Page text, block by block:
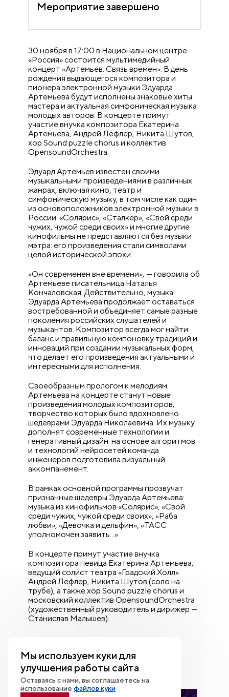
Мероприятие завершено
30 ноября в 17:00 в Национальном центре
«Россия» состоится мультимедийный
концерт «Артемьев. Связь времен». В день
рождения выдающегося композитора и
пионера электронной музыки Эдуарда
Артемьева будут исполнены знаковые хиты
мастера и актуальная симфоническая музыка
молодых авторов. В концерте примут
участие внучка композитора Екатерина
Артемьева, Андрей Лефлер, Никита Шутов,
хор Sound puzzle chorus и коллектив
OpensoundOrchestra.
Эдуард Артемьев известен своими
музыкальными произведениями в различных
жанрах, включая кино, театр и
симфоническую музыку, в том числе как один
из основоположников электронной музыки в
России. «Солярис», «Сталкер», «Свой среди
чужих, чужой среди своих» и многие другие
кинофильмы не представляются без музыки
мэтра: его произведения стали символами
целой исторической эпохи.
«Он современен вне времени», — говорила об
Артемьеве писательница Наталья
Кончаловская. Действительно, музыка
Эдуарда Артемьева продолжает оставаться
востребованной и объединяет самые разные
поколения российских слушателей и
музыкантов. Композитор всегда мог найти
баланс и правильную компоновку традиций и
инноваций при создании музыкальных форм,
что делает его произведения актуальными и
интересными для исполнения.
Своеобразным прологом к мелодиям
Артемьева на концерте станут новые
произведения молодых композиторов,
творчество которых было вдохновлено
шедеврами Эдуарда Николаевича. Их музыку
дополнят современные технологии и
генеративный дизайн: на основе алгоритмов
и технологий нейросетей команда
инженеров подготовила визуальный
аккомпанемент.
В рамках основной программы прозвучат
признанные шедевры Эдуарда Артемьева:
музыка из кинофильмов «Солярис», «Свой
среди чужих, чужой среди своих», «Раба
любви», «Девочка и дельфин», «ТАСС
уполномочен заявить...».
В концерте примут участие внучка
композитора певица Екатерина Артемьева,
ведущий солист театра «Градский Холл»
Андрей Лефлер, Никита Шутов (соло на
трубе), а также хор Sound puzzle chorus и
московский коллектив OpensoundOrchestra
(художественный руководитель и дирижер —
Станислав Малышев).
ФОТОБАНК СОБЫТИЯ
Мы используем куки для
улучшения работы сайта
Оставаясь с нами, вы соглашаетесь на
использованиефайлов куки